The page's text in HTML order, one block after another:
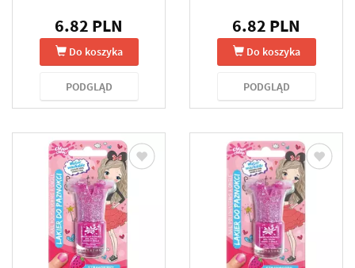
6.82 PLN
Do koszyka
PODGLĄD
6.82 PLN
Do koszyka
PODGLĄD